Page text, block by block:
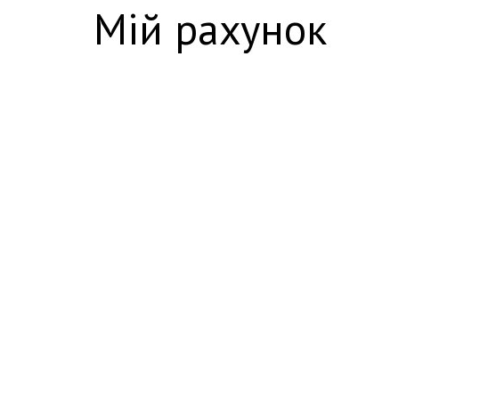
Мій рахунок